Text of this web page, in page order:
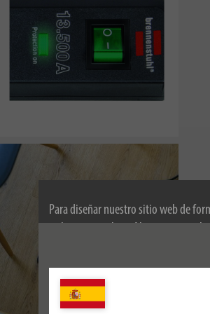
Para diseñar nuestro sitio web de